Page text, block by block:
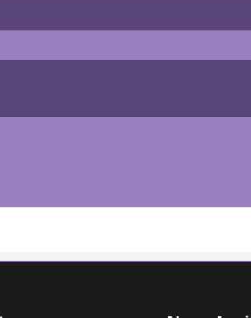
Grande (€115)